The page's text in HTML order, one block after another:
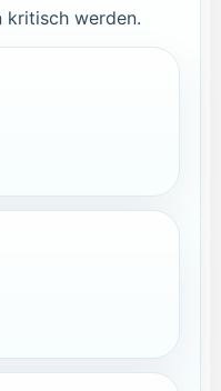
kritisch werden.